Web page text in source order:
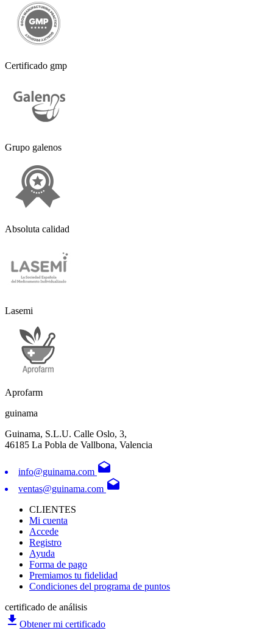
Certificado gmp
Grupo galenos
Absoluta calidad
Lasemi
Aprofarm
guinama
Guinama, S.L.U. Calle Oslo, 3,
46185 La Pobla de Vallbona, Valencia
info@guinama.com drafts
ventas@guinama.com drafts
CLIENTES
Mi cuenta
Accede
Registro
Ayuda
Forma de pago
Premiamos tu fidelidad
Condiciones del programa de puntos
certificado de análisis
file_download Obtener mi certificado